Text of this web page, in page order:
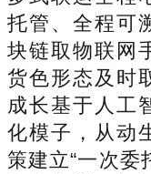
托管、全程可
块链取物联网
货色形态及时
成长基于人工
化模子，从动
策建立“一次委